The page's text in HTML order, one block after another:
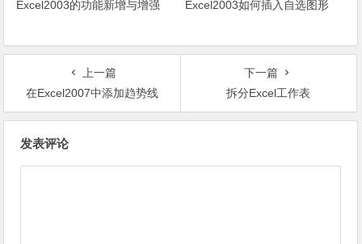
Excel2003的功能新增与增强 Excel2003如何插入自选图形
上一篇
在Excel2007中添加趋势线
下一篇
拆分Excel工作表
发表评论